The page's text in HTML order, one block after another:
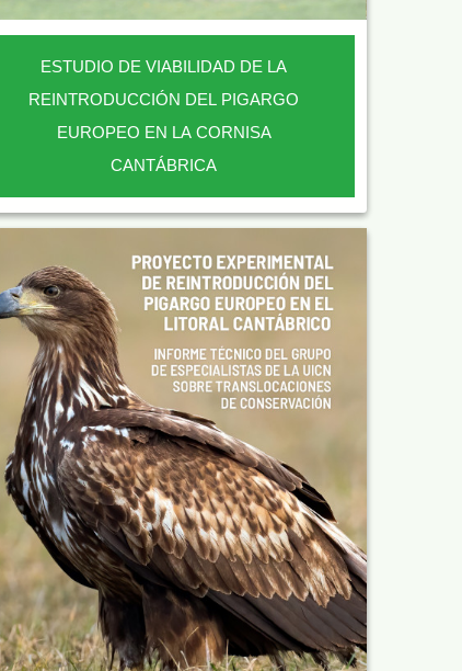
ESTUDIO DE VIABILIDAD DE LA
REINTRODUCCIÓN DEL PIGARGO
EUROPEO EN LA CORNISA
CANTÁBRICA